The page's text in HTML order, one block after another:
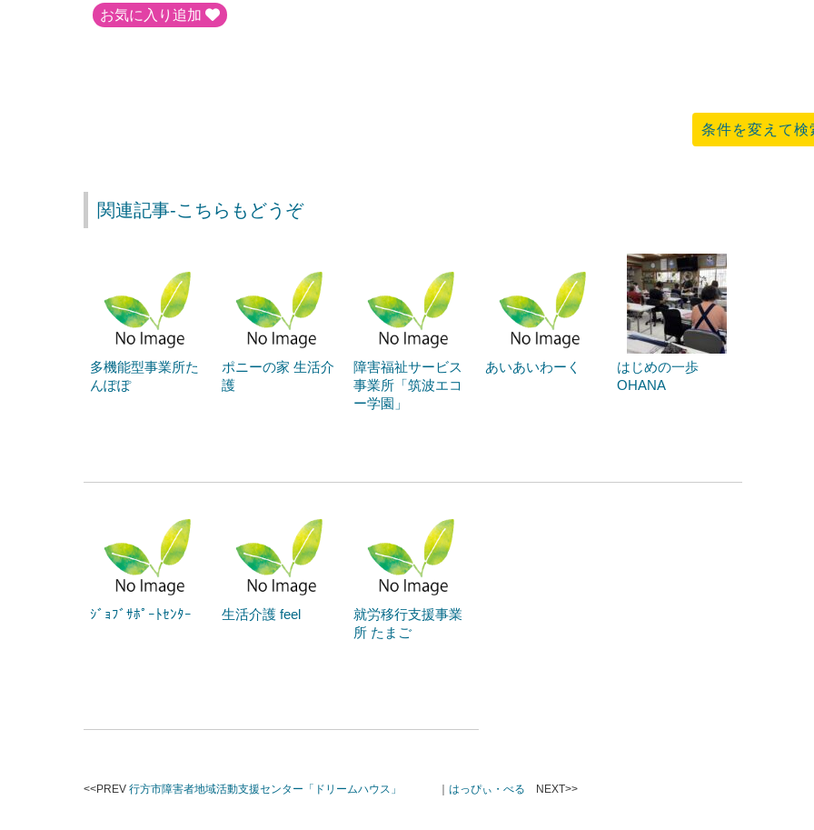
お気に入り追加
条件を変えて検
関連記事-こちらもどうぞ
多機能型事業所た
んぽぽ
ポニーの家 生活介
護
障害福祉サービス
事業所「筑波エコ
ー学園」
あいあいわーく
はじめの一歩
OHANA
ｼﾞｮﾌﾞｻﾎﾟｰﾄｾﾝﾀｰ 生活介護 feel
就労移行支援事業
所 たまご
<<PREV 行方市障害者地域活動支援センター「ドリームハウス」 ｜ はっぴぃ・べる NEXT>>